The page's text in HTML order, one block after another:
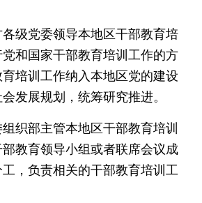
党委领导本地区干部教育培
和国家干部教育培训工作的方
培训工作纳入本地区党的建设
发展规划，统筹研究推进。
部主管本地区干部教育培训
教育领导小组或者联席会议成
，负责相关的干部教育培训工